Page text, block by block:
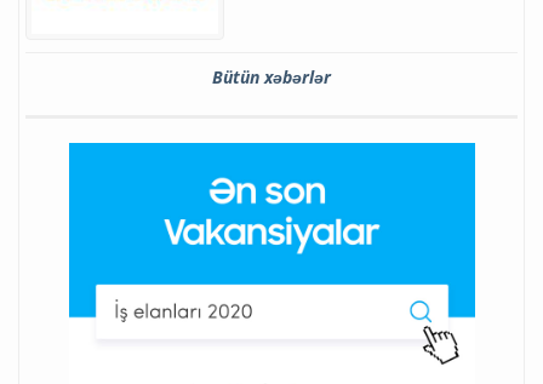
Bütün xəbərlər